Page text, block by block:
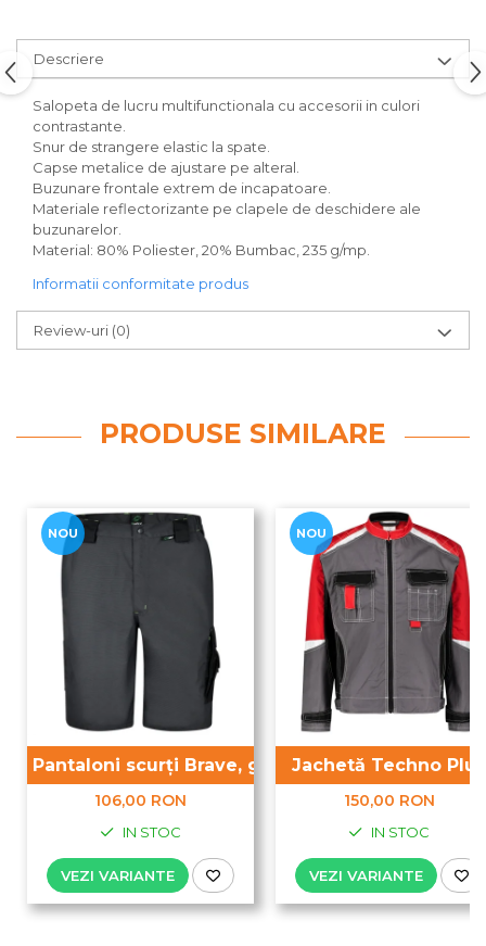
Descriere
Salopeta de lucru multifunctionala cu accesorii in culori
contrastante.
Snur de strangere elastic la spate.
Capse metalice de ajustare pe alteral.
Buzunare frontale extrem de incapatoare.
Materiale reflectorizante pe clapele de deschidere ale
buzunarelor.
Material: 80% Poliester, 20% Bumbac, 235 g/mp.
Informatii conformitate produs
Review-uri (0)
PRODUSE SIMILARE
NOU
Pantaloni scurți Brave, gri
106,00 RON
IN STOC
VEZI VARIANTE
NOU
Jachetă Techno Plus
150,00 RON
IN STOC
VEZI VARIANTE